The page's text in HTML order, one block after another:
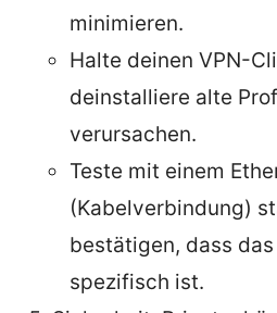
minimieren.
Halte deinen VPN-
deinstalliere alte
verursachen.
Teste mit einem
(Kabelverbindung)
bestätigen, dass
spezifisch ist.